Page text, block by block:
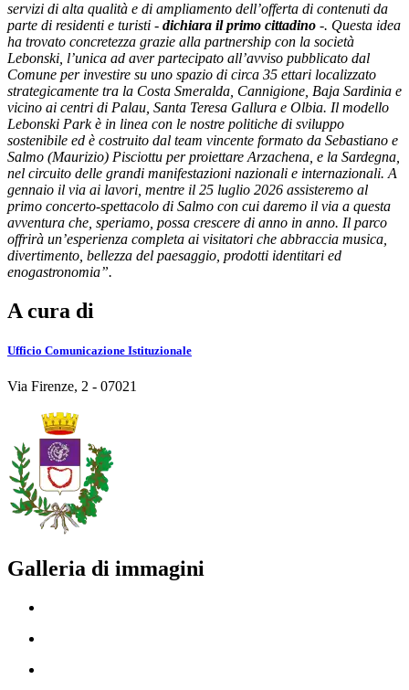
servizi di alta qualità e di ampliamento dell’offerta di contenuti da
parte di residenti e turisti - dichiara il primo cittadino -. Questa idea
ha trovato concretezza grazie alla partnership con la società
Lebonski, l’unica ad aver partecipato all’avviso pubblicato dal
Comune per investire su uno spazio di circa 35 ettari localizzato
strategicamente tra la Costa Smeralda, Cannigione, Baja Sardinia e
vicino ai centri di Palau, Santa Teresa Gallura e Olbia. Il modello
Lebonski Park è in linea con le nostre politiche di sviluppo
sostenibile ed è costruito dal team vincente formato da Sebastiano e
Salmo (Maurizio) Pisciottu per proiettare Arzachena, e la Sardegna,
nel circuito delle grandi manifestazioni nazionali e internazionali. A
gennaio il via ai lavori, mentre il 25 luglio 2026 assisteremo al
primo concerto-spettacolo di Salmo con cui daremo il via a questa
avventura che, speriamo, possa crescere di anno in anno. Il parco
offrirà un’esperienza completa ai visitatori che abbraccia musica,
divertimento, bellezza del paesaggio, prodotti identitari ed
enogastronomia”.
A cura di
Ufficio Comunicazione Istituzionale
Via Firenze, 2 - 07021
Galleria di immagini